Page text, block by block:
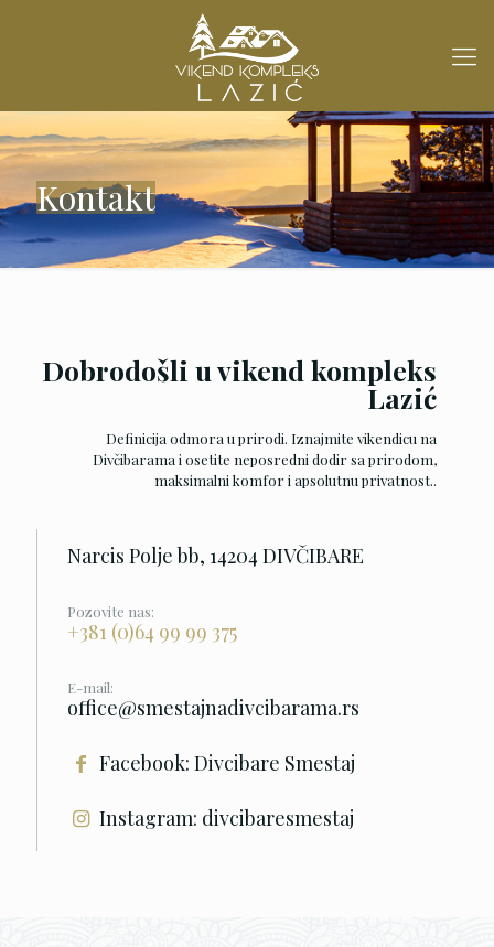
Kontakt
Dobrodošli u vikend kompleks
Lazić
Definicija odmora u prirodi. Iznajmite vikendicu na
Divčibarama i osetite neposredni dodir sa prirodom,
maksimalni komfor i apsolutnu privatnost..
Narcis Polje bb, 14204 DIVČIBARE
Pozovite nas:
+381 (0)64 99 99 375
E-mail:
office@smestajnadivcibarama.rs
Facebook: Divcibare Smestaj
Instagram: divcibaresmestaj